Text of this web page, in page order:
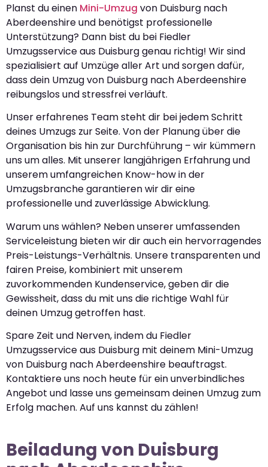
Planst du einen Mini-Umzug von Duisburg nach
Aberdeenshire und benötigst professionelle
Unterstützung? Dann bist du bei Fiedler
Umzugsservice aus Duisburg genau richtig! Wir sind
spezialisiert auf Umzüge aller Art und sorgen dafür,
dass dein Umzug von Duisburg nach Aberdeenshire
reibungslos und stressfrei verläuft.
Unser erfahrenes Team steht dir bei jedem Schritt
deines Umzugs zur Seite. Von der Planung über die
Organisation bis hin zur Durchführung – wir kümmern
uns um alles. Mit unserer langjährigen Erfahrung und
unserem umfangreichen Know-how in der
Umzugsbranche garantieren wir dir eine
professionelle und zuverlässige Abwicklung.
Warum uns wählen? Neben unserer umfassenden
Serviceleistung bieten wir dir auch ein hervorragendes
Preis-Leistungs-Verhältnis. Unsere transparenten und
fairen Preise, kombiniert mit unserem
zuvorkommenden Kundenservice, geben dir die
Gewissheit, dass du mit uns die richtige Wahl für
deinen Umzug getroffen hast.
Spare Zeit und Nerven, indem du Fiedler
Umzugsservice aus Duisburg mit deinem Mini-Umzug
von Duisburg nach Aberdeenshire beauftragst.
Kontaktiere uns noch heute für ein unverbindliches
Angebot und lasse uns gemeinsam deinen Umzug zum
Erfolg machen. Auf uns kannst du zählen!
Beiladung von Duisburg